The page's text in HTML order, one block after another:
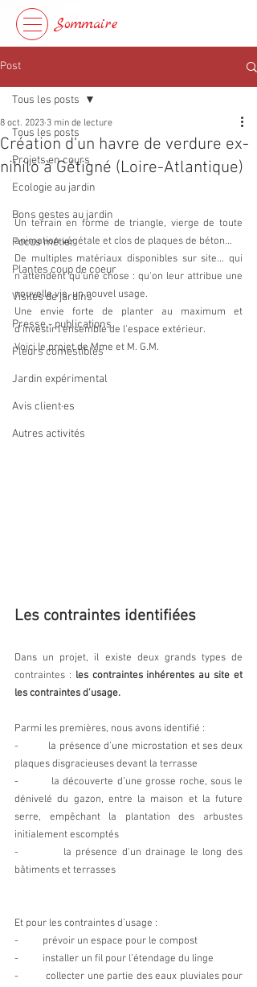
Sommaire
Post
Tous les posts
Projets en cours
Ecologie au jardin
Bons gestes au jardin
Focus métier
Plantes coup de coeur
Visites de jardins
Presse - publications
Fleurs comestibles
Jardin expérimental
Avis client·es
Autres activités
Tous les posts
Création d'un havre de verdure ex-
nihilo à Gétigné (Loire-Atlantique)
8 oct. 2023 3 min de lecture
Un terrain en forme de triangle, vierge de toute
animation végétale et clos de plaques de béton...
De multiples matériaux disponibles sur site... qui
n'attendent qu'une chose : qu'on leur attribue une
nouvelle vie, un nouvel usage.
Une envie forte de planter au maximum et
d'investir l'ensemble de l'espace extérieur.
Voici le projet de Mme et M. G.M.
Les contraintes identifiées
Dans un projet, il existe deux grands types de
contraintes : les contraintes inhérentes au site et
les contraintes d’usage.
Parmi les premières, nous avons identifié :
-          la présence d’une microstation et ses deux
plaques disgracieuses devant la terrasse
-          la découverte d’une grosse roche, sous le
dénivelé du gazon, entre la maison et la future
serre, empêchant la plantation des arbustes
initialement escomptés
-          la présence d’un drainage le long des
bâtiments et terrasses
Et pour les contraintes d’usage :
-          prévoir un espace pour le compost
-          installer un fil pour l’étendage du linge
-          collecter une partie des eaux pluviales pour